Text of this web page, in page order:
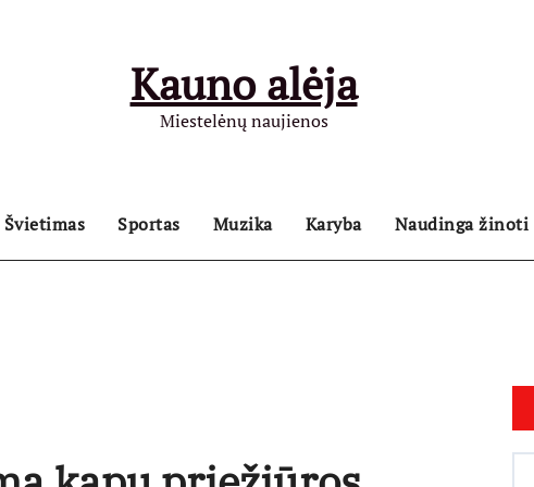
Kauno alėja
Miestelėnų naujienos
Švietimas Sportas Muzika Karyba Naudinga žinoti